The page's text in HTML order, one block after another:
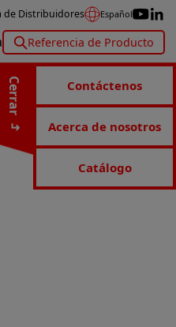
de Distribuidores Español
Referencia de Producto
Cerrar Contáctenos
Acerca de nosotros
Catálogo